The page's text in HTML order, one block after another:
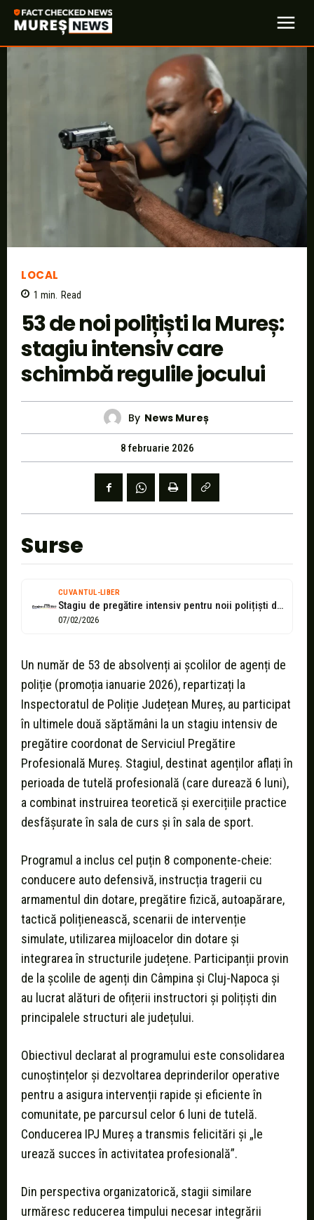
LOCAL
1 min. Read
53 de noi polițiști la Mureș:
stagiu intensiv care
schimbă regulile jocului
By News Mureș
8 februarie 2026
Surse
CUVANTUL-LIBER
Stagiu de pregătire intensiv pentru noii polițiști din Mureș
07/02/2026
Un număr de 53 de absolvenți ai școlilor de agenți de
poliție (promoția ianuarie 2026), repartizați la
Inspectoratul de Poliție Județean Mureș, au participat
în ultimele două săptămâni la un stagiu intensiv de
pregătire coordonat de Serviciul Pregătire
Profesională Mureș. Stagiul, destinat agenților aflați în
perioada de tutelă profesională (care durează 6 luni),
a combinat instruirea teoretică și exercițiile practice
desfășurate în sala de curs și în sala de sport.
Programul a inclus cel puțin 8 componente-cheie:
conducere auto defensivă, instrucția tragerii cu
armamentul din dotare, pregătire fizică, autoapărare,
tactică polițienească, scenarii de intervenție
simulate, utilizarea mijloacelor din dotare și
integrarea în structurile județene. Participanții provin
de la școlile de agenți din Câmpina și Cluj-Napoca și
au lucrat alături de ofițerii instructori și polițiști din
principalele structuri ale județului.
Obiectivul declarat al programului este consolidarea
cunoștințelor și dezvoltarea deprinderilor operative
pentru a asigura intervenții rapide și eficiente în
comunitate, pe parcursul celor 6 luni de tutelă.
Conducerea IPJ Mureș a transmis felicitări și „le
urează succes în activitatea profesională”.
Din perspectiva organizatorică, stagii similare
urmăresc reducerea timpului necesar integrării